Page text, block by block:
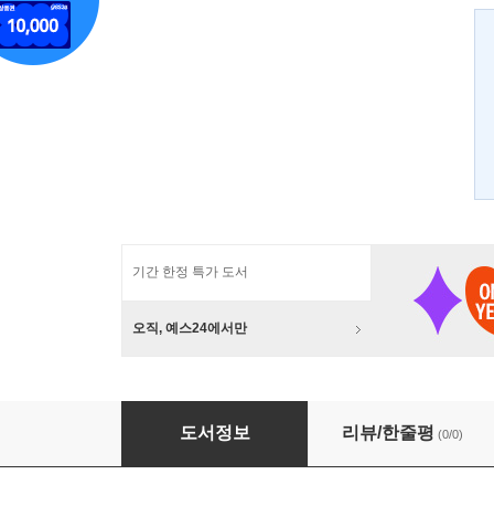
기간 한정 특가 도서
오직, 예스24에서만
북한에 가고 싶다 2 (북한소프트 3)
도서정보 리뷰/한줄평 (0/0)